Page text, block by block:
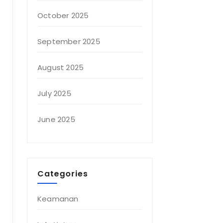
October 2025
September 2025
August 2025
July 2025
June 2025
Categories
Keamanan